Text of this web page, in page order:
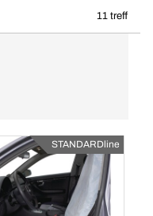
11 treff
STANDARDline